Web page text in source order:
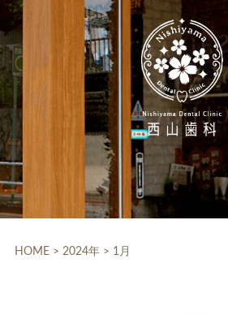
052-703-5225
9:30～12:30/14:00～18:30
休診日:木曜、日曜、祝日
WEB予約
HOME > 2024年> 1月